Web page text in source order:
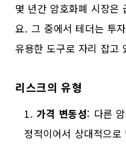
몇 년간 암호화폐 시장은
요. 그 중에서 테더는 투
유용한 도구로 자리 잡고
리스크의 유형
가격 변동성: 다른
정적이어서 상대적으